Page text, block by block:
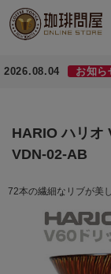
2026.08.04 お知ら
HARIO ハリオ
VDN-02-AB
72本の繊細なリブが美